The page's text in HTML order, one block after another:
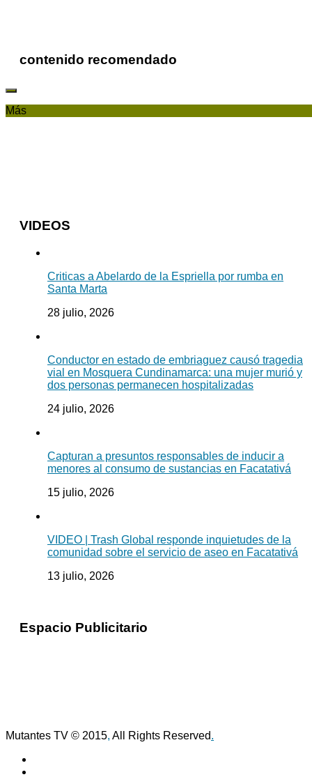
contenido recomendado
Más
VIDEOS
Criticas a Abelardo de la Espriella por rumba en
Santa Marta
28 julio, 2026
Conductor en estado de embriaguez causó tragedia
vial en Mosquera Cundinamarca: una mujer murió y
dos personas permanecen hospitalizadas
24 julio, 2026
Capturan a presuntos responsables de inducir a
menores al consumo de sustancias en Facatativá
15 julio, 2026
VIDEO | Trash Global responde inquietudes de la
comunidad sobre el servicio de aseo en Facatativá
13 julio, 2026
Espacio Publicitario
Mutantes TV © 2015, All Rights Reserved.